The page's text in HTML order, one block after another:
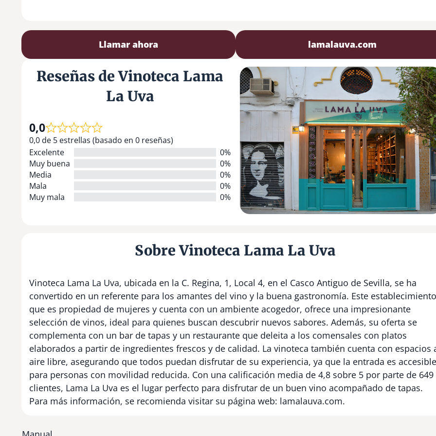
Llamar ahora lamalauva.com
Reseñas de Vinoteca Lama
La Uva
0,0
0,0 de 5 estrellas (basado en 0 reseñas)
Excelente
0%
Muy buena
0%
Media
0%
Mala
0%
Muy mala
0%
Sobre Vinoteca Lama La Uva
Vinoteca Lama La Uva, ubicada en la C. Regina, 1, Local 4, en el Casco Antiguo de Sevilla, se ha
convertido en un referente para los amantes del vino y la buena gastronomía. Este
que es propiedad de mujeres y cuenta con un ambiente acogedor, ofrece una impresionante
selección de vinos, ideal para quienes buscan descubrir nuevos sabores. Además, su oferta se
complementa con un bar de tapas y un restaurante que deleita a los comensales con platos
elaborados a partir de ingredientes frescos y de calidad. La vinoteca también cuenta con espacios
aire libre, asegurando que todos puedan disfrutar de su experiencia, ya que la entrada es accesible
para personas con movilidad reducida. Con una calificación media de 4,8 sobre 5 por parte de 649
clientes, Lama La Uva es el lugar perfecto para disfrutar de un buen vino acompañado de tapas.
Para más información, se recomienda visitar su página web: lamalauva.com.